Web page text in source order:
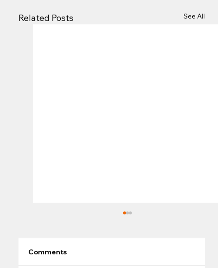
Related Posts See All
Comments